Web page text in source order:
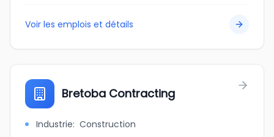
Voir les emplois et détails
Bretoba Contracting
Industrie: Construction